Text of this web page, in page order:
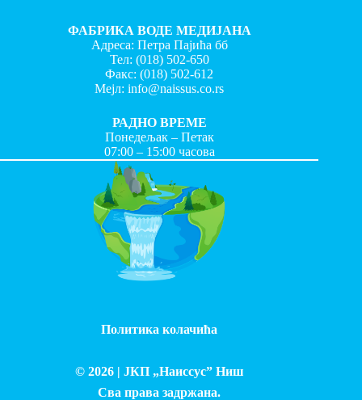
ФАБРИКА ВОДЕ МЕДИЈАНА
Адреса: Петра Пајића бб
Тел: (018) 502-650
Факс:(018) 502-612
Мејл:info@naissus.co.rs
РАДНО ВРЕМЕ
Понедељак – Петак
07:00 – 15:00 часова
Политика колачића
© 2026 | ЈКП „Наиссус” Ниш
Сва права задржана.